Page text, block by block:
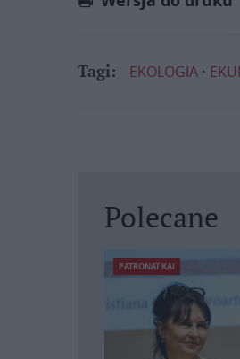
Tagi: EKOLOGIA
Polecane
PATRONAT KAI